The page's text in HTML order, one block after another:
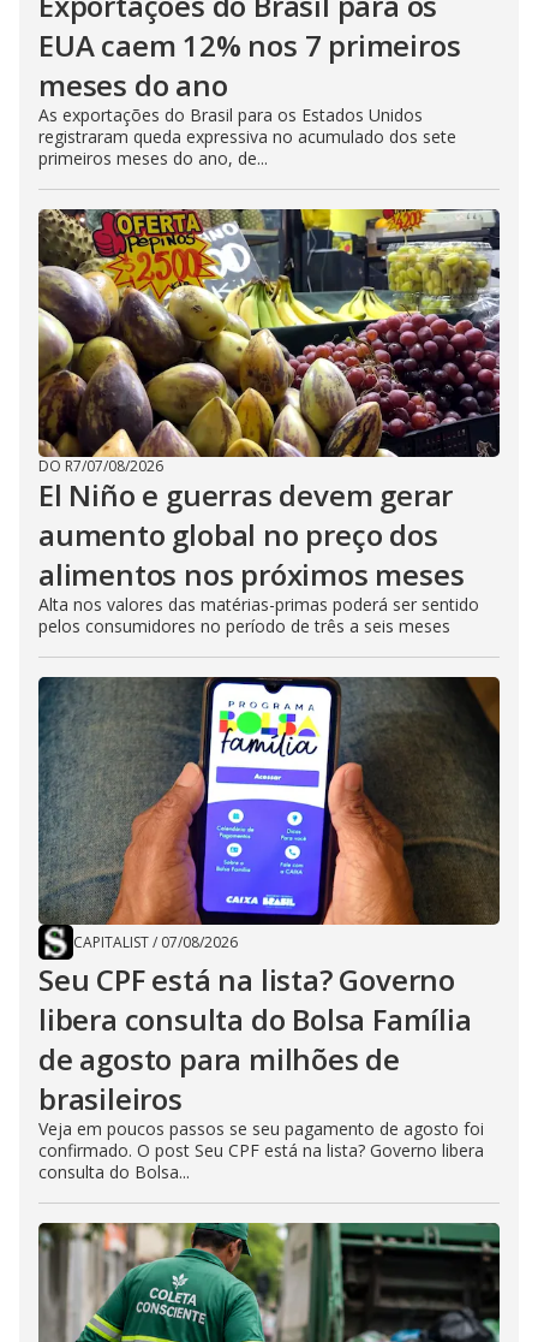
EUA caem 12% nos 7 primeiros
meses do ano
As exportações do Brasil para os Estados Unidos
registraram queda expressiva no acumulado dos sete
primeiros meses do ano, de...
DO R7/07/08/2026
El Niño e guerras devem gerar
aumento global no preço dos
alimentos nos próximos meses
Alta nos valores das matérias-primas poderá ser sentido
pelos consumidores no período de três a seis meses
CAPITALIST/ 07/08/2026
Seu CPF está na lista? Governo
libera consulta do Bolsa Família
de agosto para milhões de
brasileiros
Veja em poucos passos se seu pagamento de agosto foi
confirmado. O post Seu CPF está na lista? Governo libera
consulta do Bolsa...